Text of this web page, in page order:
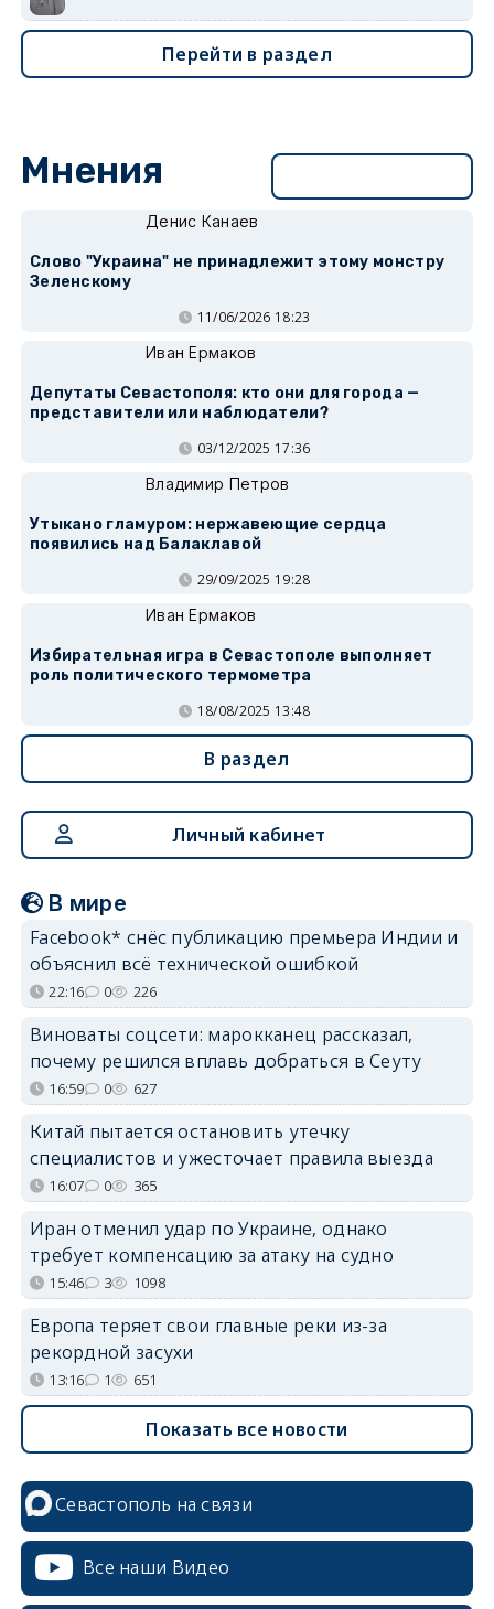
Перейти в раздел
Мнения
Денис Канаев
Слово "Украина" не принадлежит этому монстру
Зеленскому
11/06/2026 18:23
Иван Ермаков
Депутаты Севастополя: кто они для города —
представители или наблюдатели?
03/12/2025 17:36
Владимир Петров
Утыкано гламуром: нержавеющие сердца
появились над Балаклавой
29/09/2025 19:28
Иван Ермаков
Избирательная игра в Севастополе выполняет
роль политического термометра
18/08/2025 13:48
В раздел
Личный кабинет
В мире
Facebook* снёс публикацию премьера Индии и
объяснил всё технической ошибкой
22:16 0 226
Виноваты соцсети: марокканец рассказал,
почему решился вплавь добраться в Сеуту
16:59 0 627
Китай пытается остановить утечку
специалистов и ужесточает правила выезда
16:07 0 365
Иран отменил удар по Украине, однако
требует компенсацию за атаку на судно
15:46 3 1098
Европа теряет свои главные реки из-за
рекордной засухи
13:16 1 651
Показать все новости
Севастополь на связи
Все наши Видео